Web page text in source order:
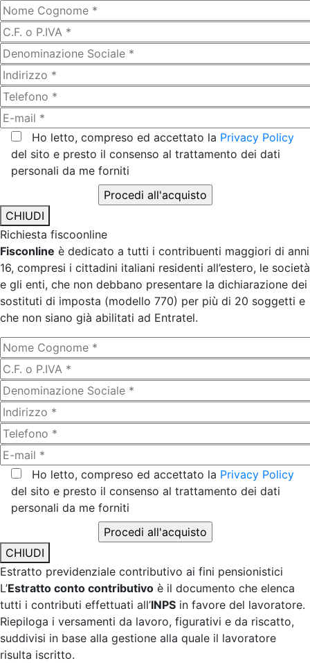
Ho letto, compreso ed accettato la Privacy Policy
del sito e presto il consenso al trattamento dei dati
personali da me forniti
CHIUDI
Richiesta fiscoonline
Fisconline è dedicato a tutti i contribuenti maggiori di anni
16, compresi i cittadini italiani residenti all’estero, le società
e gli enti, che non debbano presentare la dichiarazione dei
sostituti di imposta (modello 770) per più di 20 soggetti e
che non siano già abilitati ad Entratel.
Ho letto, compreso ed accettato la Privacy Policy
del sito e presto il consenso al trattamento dei dati
personali da me forniti
CHIUDI
Estratto previdenziale contributivo ai fini pensionistici
L’Estratto conto contributivo è il documento che elenca
tutti i contributi effettuati all’INPS in favore del lavoratore.
Riepiloga i versamenti da lavoro, figurativi e da riscatto,
suddivisi in base alla gestione alla quale il lavoratore
risulta iscritto.